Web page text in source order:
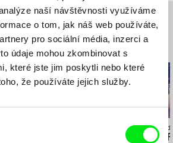
naší návštěvnosti využíváme
o tom, jak náš web používáte,
pro sociální média, inzerci a
údaje mohou zkombinovat s
které jste jim poskytli nebo které
že používáte jejich služby.
Agustina Comedi
Silence Is a